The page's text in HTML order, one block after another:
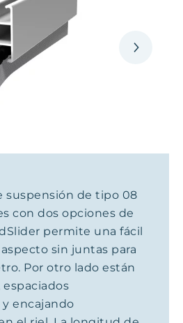
suspensión de tipo 08
con dos opciones de
permite una fácil
sin juntas para
Por otro lado están
espaciados
encajando